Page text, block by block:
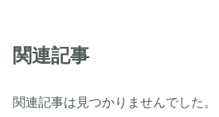
関連記事
関連記事は見つかりませんでした。